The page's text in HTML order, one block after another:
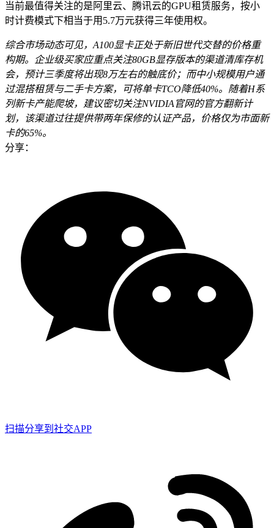
当前最值得关注的是阿里云、腾讯云的GPU租赁服务，按小
时计费模式下相当于用5.7万元获得三年使用权。
综合市场动态可见，A100显卡正处于新旧世代交替的价格重
构期。企业级买家应重点关注80GB显存版本的渠道清库存机
会，预计三季度将出现8万左右的触底价；而中小规模用户通
过混搭租赁与二手卡方案，可将单卡TCO降低40%。随着H系
列新卡产能爬坡，建议密切关注NVIDIA官网的官方翻新计
划，该渠道过往提供带两年保修的认证产品，价格仅为市面新
卡的65%。
分享：
扫描分享到社交APP